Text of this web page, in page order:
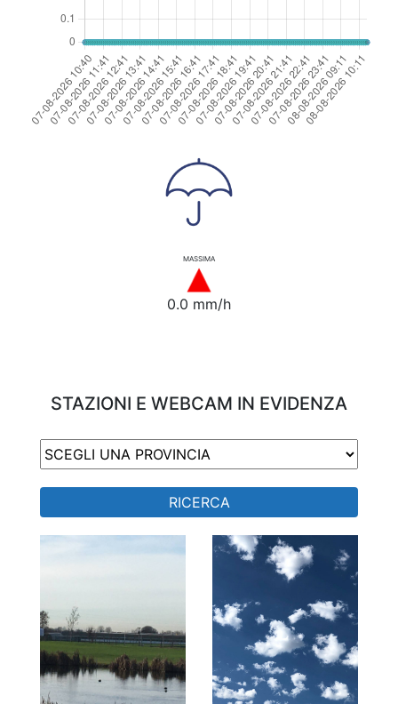
MASSIMA
0.0 mm/h
STAZIONI E WEBCAM IN EVIDENZA
RICERCA